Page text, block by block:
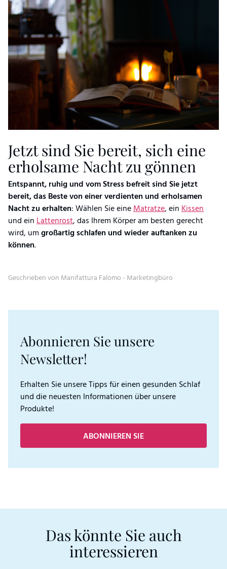
Jetzt sind Sie bereit, sich eine
erholsame Nacht zu gönnen
Entspannt, ruhig und vom Stress befreit sind Sie jetzt
bereit, das Beste von einer verdienten und erholsamen
Nacht zu erhalten: Wählen Sie eineMatratze, einKissen
und einLattenrost, das Ihrem Körper am besten gerecht
wird, umgroßartig schlafen und wieder auftanken zu
können.
Geschrieben von Manifattura Falomo - Marketingbüro
Abonnieren Sie unsere
Newsletter!
Erhalten Sie unsere Tipps für einen gesunden Schlaf
und die neuesten Informationen über unsere
Produkte!
ABONNIEREN SIE
Das könnte Sie auch
interessieren